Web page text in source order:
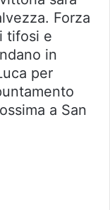
Forza
tifosi e
in
per
a San